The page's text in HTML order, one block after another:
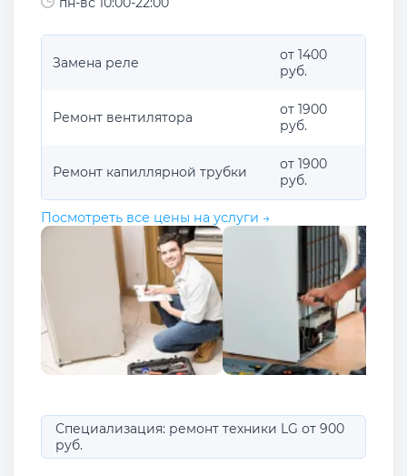
Замена реле
от 1400
руб.
Ремонт вентилятора
от 1900
руб.
Ремонт капиллярной трубки
от 1900
руб.
Посмотреть все цены на услуги →
Специализация: ремонт техники LG от 900
руб.